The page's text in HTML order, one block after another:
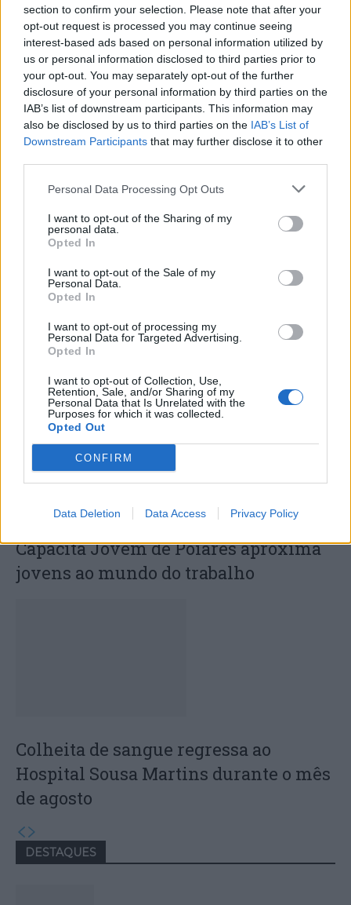
section to confirm your selection. Please note that after your
opt-out request is processed you may continue seeing
interest-based ads based on personal information utilized by
us or personal information disclosed to third parties prior to
your opt-out. You may separately opt-out of the further
disclosure of your personal information by third parties on the
IAB’s list of downstream participants. This information may
also be disclosed by us to third parties on the IAB’s List of
Downstream Participants that may further disclose it to other
Personal Data Processing Opt Outs
I want to opt-out of the Sharing of my
personal data.
Opted In
I want to opt-out of the Sale of my
Personal Data.
Opted In
I want to opt-out of processing my
Personal Data for Targeted Advertising.
Opted In
I want to opt-out of Collection, Use,
Retention, Sale, and/or Sharing of my
Personal Data that Is Unrelated with the
Purposes for which it was collected.
Opted Out
CONFIRM
Data Deletion Data Access Privacy Policy
Penela. Regulamento da
Zona Industrial da
Louriceira está em
consulta pública
Mercado Municipal da
Costa Nova do Prado alvo
de obras de requalificação
nas próximas duas
semanas
ARTIGOS RELACIONADOSMAIS DO AUTOR
Deputados do PSD saúdam Banda
Sinfónica da ARMAB pelo 1º lugar no
certame internacional de Valência
Capacita Jovem de Poiares aproxima
jovens ao mundo do trabalho
Colheita de sangue regressa ao
Hospital Sousa Martins durante o mês
de agosto
DESTAQUES